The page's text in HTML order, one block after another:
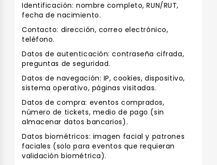
Identificación: nombre completo, RUN/RUT,
fecha de nacimiento.
Contacto: dirección, correo electrónico,
teléfono.
Datos de autenticación: contraseña cifrada,
preguntas de seguridad.
Datos de navegación: IP, cookies, dispositivo,
sistema operativo, páginas visitadas.
Datos de compra: eventos comprados,
número de tickets, medio de pago (sin
almacenar datos bancarios).
Datos biométricos: imagen facial y patrones
faciales (solo para eventos que requieran
validación biométrica).